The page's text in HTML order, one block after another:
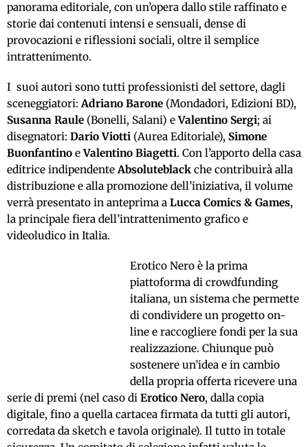
panorama editoriale, con un’opera dallo stile raffinato e
storie dai contenuti intensi e sensuali, dense di
provocazioni e riflessioni sociali, oltre il semplice
intrattenimento.
I suoi autori sono tutti professionisti del settore, dagli
sceneggiatori:Adriano Barone (Mondadori, Edizioni BD),
Susanna Raule (Bonelli, Salani) eValentino Sergi; ai
disegnatori: Dario Viotti (Aurea Editoriale), Simone
Buonfantino eValentino Biagetti. Con l’apporto della casa
editrice indipendenteAbsoluteblack che contribuirà alla
distribuzione e alla promozione dell’iniziativa, il volume
verrà presentato in anteprima a Lucca Comics & Games,
la principale fiera dell’intrattenimento grafico e
videoludico in Italia.
Erotico Nero è la prima
piattoforma di crowdfunding
italiana, un sistema che permette
di condividere un progetto on-
line e raccogliere fondi per la sua
realizzazione. Chiunque può
sostenere un’idea e in cambio
della propria offerta ricevere una
serie di premi (nel caso di Erotico Nero, dalla copia
digitale, fino a quella cartacea firmata da tutti gli autori,
corredata da sketch e tavola originale). Il tutto in totale